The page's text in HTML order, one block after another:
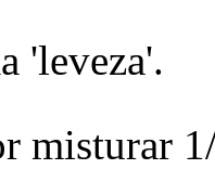
'leveza'.
misturar